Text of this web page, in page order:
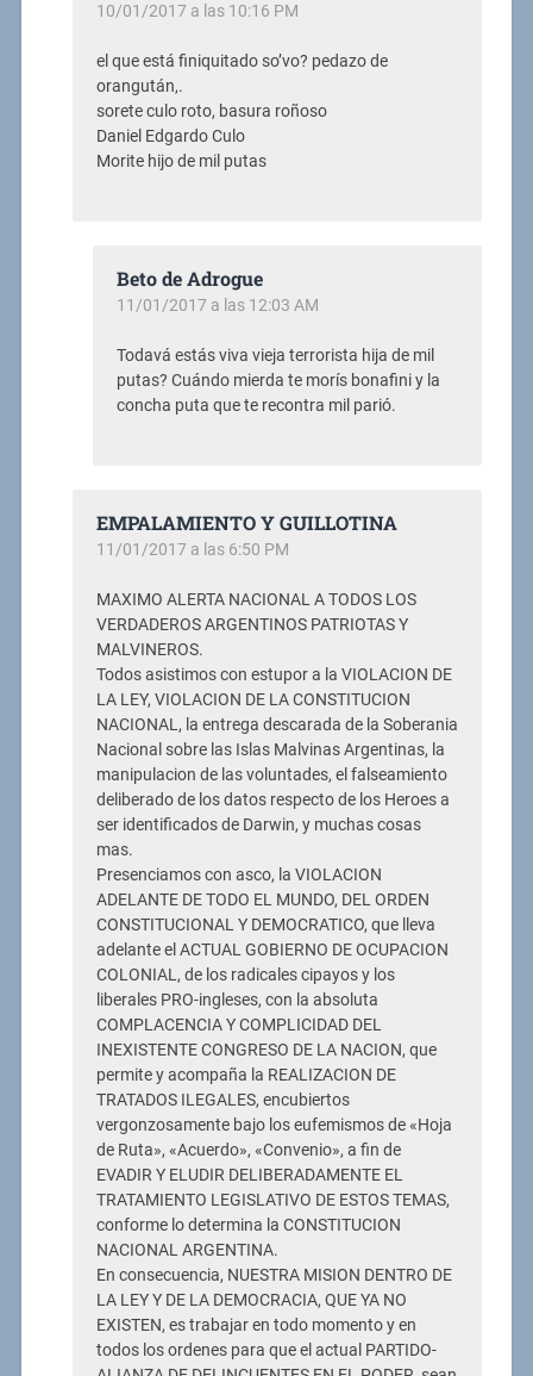
10/01/2017 a las 10:16 PM
el que está finiquitado so’vo? pedazo de
orangután,.
sorete culo roto, basura roñoso
Daniel Edgardo Culo
Morite hijo de mil putas
Beto de Adrogue
11/01/2017 a las 12:03 AM
Todavá estás viva vieja terrorista hija de mil
putas? Cuándo mierda te morís bonafini y la
concha puta que te recontra mil parió.
EMPALAMIENTO Y GUILLOTINA
11/01/2017 a las 6:50 PM
MAXIMO ALERTA NACIONAL A TODOS LOS
VERDADEROS ARGENTINOS PATRIOTAS Y
MALVINEROS.
Todos asistimos con estupor a la VIOLACION DE
LA LEY, VIOLACION DE LA CONSTITUCION
NACIONAL, la entrega descarada de la Soberania
Nacional sobre las Islas Malvinas Argentinas, la
manipulacion de las voluntades, el falseamiento
deliberado de los datos respecto de los Heroes a
ser identificados de Darwin, y muchas cosas
mas.
Presenciamos con asco, la VIOLACION
ADELANTE DE TODO EL MUNDO, DEL ORDEN
CONSTITUCIONAL Y DEMOCRATICO, que lleva
adelante el ACTUAL GOBIERNO DE OCUPACION
COLONIAL, de los radicales cipayos y los
liberales PRO-ingleses, con la absoluta
COMPLACENCIA Y COMPLICIDAD DEL
INEXISTENTE CONGRESO DE LA NACION, que
permite y acompaña la REALIZACION DE
TRATADOS ILEGALES, encubiertos
vergonzosamente bajo los eufemismos de «Hoja
de Ruta», «Acuerdo», «Convenio», a fin de
EVADIR Y ELUDIR DELIBERADAMENTE EL
TRATAMIENTO LEGISLATIVO DE ESTOS TEMAS,
conforme lo determina la CONSTITUCION
NACIONAL ARGENTINA.
En consecuencia, NUESTRA MISION DENTRO DE
LA LEY Y DE LA DEMOCRACIA, QUE YA NO
EXISTEN, es trabajar en todo momento y en
todos los ordenes para que el actual PARTIDO-